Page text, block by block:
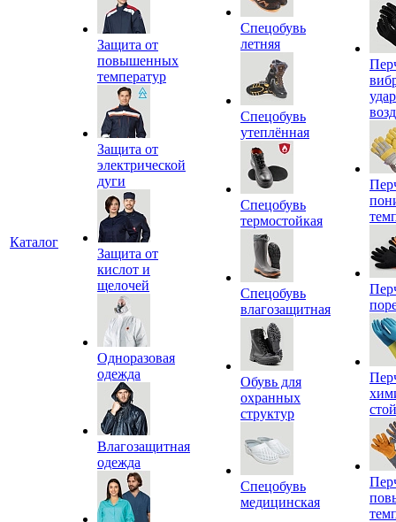
Каталог
Защита от
повышенных
температур
Защита от
электрической
дуги
Защита от
кислот и
щелочей
Одноразовая
одежда
Влагозащитная
одежда
Спецобувь
летняя
Спецобувь
утеплённая
Спецобувь
термостойкая
Спецобувь
влагозащитная
Обувь для
охранных
структур
Спецобувь
медицинская